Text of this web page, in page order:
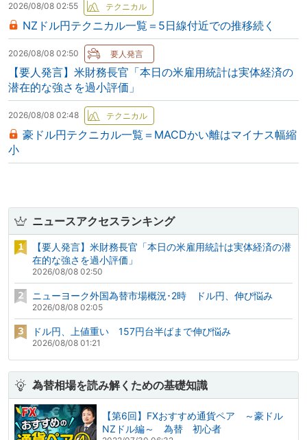
2026/08/08 02:55
NZドル円テクニカル一覧＝5日線付近での推移続く
2026/08/08 02:50
【要人発言】米財務長官「本日の米雇用統計は実体経済の
潜在的な強さを過小評価」
2026/08/08 02:48
豪ドル円テクニカル一覧＝MACDかい離はマイナス幅縮
小
ニュースアクセスランキング
【要人発言】米財務長官「本日の米雇用統計は実体経済の潜
在的な強さを過小評価」
2026/08/08 02:50
ニューヨーク外国為替市場概況･2時 ドル円、伸び悩み
2026/08/08 02:05
ドル円、上値重い 157円台半ばまで伸び悩み
2026/08/08 01:21
為替相場を読み解くための基礎知識
【第6回】FXおすすめ通貨ペア ～豪ドル
NZドル編～ 為替 初心者